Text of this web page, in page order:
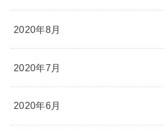
2020年8月
2020年7月
2020年6月